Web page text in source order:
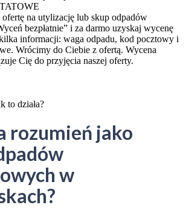
ofertę na utylizację lub skup odpadów
bezpłatnie” i za darmo uzyskaj wycenę
informacji: waga odpadu, kod pocztowy i
Wrócimy do Ciebie z ofertą. Wycena
Cię do przyjęcia naszej oferty.
rozumień jako
w